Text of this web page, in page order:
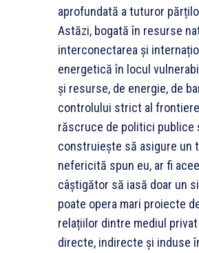
aprofundată a tuturor
Astăzi, bogată în resurse
interconectarea și
energetică în locul
și resurse, de energie, de
controlului strict al
răscruce de politici publice
construiește să asigure un
nefericită spun eu, ar fi
câștigător să iasă doar un
poate opera mari proiecte
relațiilor dintre mediul
directe, indirecte și induse